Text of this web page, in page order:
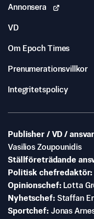
Annonsera
VD
Om Epoch Times
Prenumerationsvillkor
Integritetspolicy
Publisher / VD /
Vasilios Zoupounidis
Ställföreträdande
Politisk chefredaktör
Opinionschef
Lotta
Nyhetschef Staffan
Sportchef Jonas